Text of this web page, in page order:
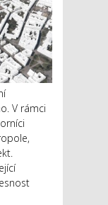
V rámci